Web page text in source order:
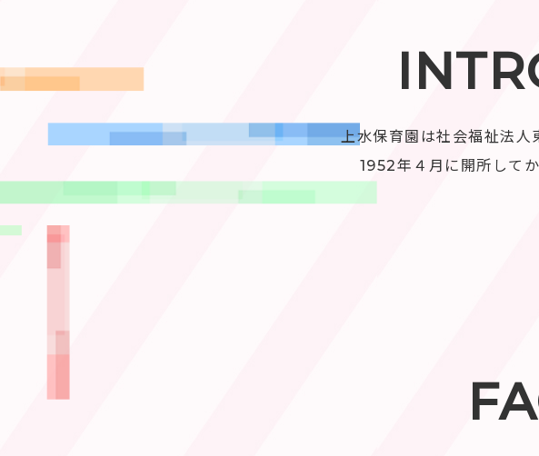
上水保育園は社会福祉法人
1952年４月に開所して